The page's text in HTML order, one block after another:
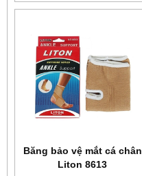
Băng bảo vệ mắt cá chân
Liton 8613